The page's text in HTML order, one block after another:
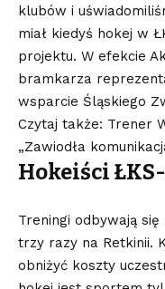
klubów i
miał kiedyś hokej w
projektu. W efekcie
bramkarza
wsparcie Śląskiego
Czytaj także: Trener
„Zawiodła
Hokeiści
Treningi odbywają
trzy razy na Retkinii.
obniżyć koszty